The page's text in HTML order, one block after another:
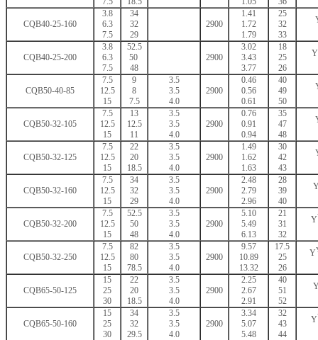
CQB40-25-160
3.8
6.3
7.5
34
32
29
2900
1.41
1.72
1.79
25
32
33
CQB40-25-200
3.8
6.3
7.5
52.5
50
48
2900
3.02
3.43
3.77
18
25
26
Y
CQB50-40-85
7.5
12.5
15
9
8
7.5
3.5
3.5
4.0
2900
0.46
0.56
0.61
40
49
50
CQB50-32-105
7.5
12.5
15
13
12.5
11
3.5
3.5
4.0
2900
0.76
0.91
0.94
35
47
48
CQB50-32-125
7.5
12.5
15
22
20
18.5
3.5
3.5
4.0
2900
1.49
1.62
1.63
30
42
43
CQB50-32-160
7.5
12.5
15
34
32
29
3.5
3.5
4.0
2900
2.48
2.79
2.96
28
39
40
CQB50-32-200
7.5
12.5
15
52.5
50
48
3.5
3.5
4.0
2900
5.10
5.49
6.13
21
31
32
Y
CQB50-32-250
7.5
12.5
15
82
80
78.5
3.5
3.5
4.0
2900
9.57
10.89
13.32
17.5
25
26
Y
CQB65-50-125
15
25
30
22
20
18.5
3.5
3.5
4.0
2900
2.25
2.67
2.91
40
51
52
CQB65-50-160
15
25
30
34
32
29.5
3.5
3.5
4.0
2900
3.34
5.07
5.48
32
43
44
Y